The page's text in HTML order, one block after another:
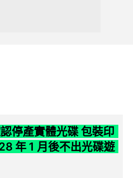
停產實體光碟 包裝印
年 1 月後不出光碟遊